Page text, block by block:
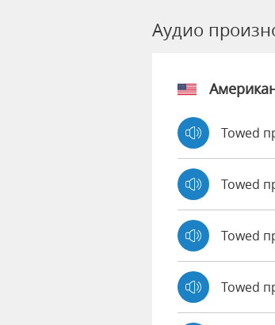
Аудио
Towed
Towed
Towed
Towed